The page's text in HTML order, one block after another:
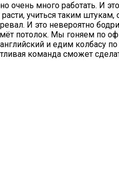
очень много работать. И
расти, учиться таким
И это невероятно
потолок. Мы гоняем по
и едим колбасу
команда сможет